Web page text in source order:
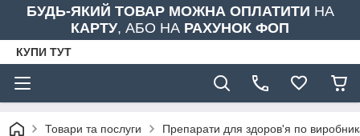
БУДЬ-ЯКИЙ ТОВАР МОЖНА ОПЛАТИТИ НА
КАРТУ, АБО НА РАХУНОК ФОП
КУПИ ТУТ
Товари та послуги Препарати для здоров'я по